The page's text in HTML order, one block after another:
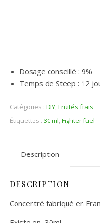
Dosage conseillé : 9%
Temps de Steep : 12
Catégories : DIY,Fruités frais
Étiquettes : 30 ml,Fighter fuel
Description
DESCRIPTION
Concentré fabriqué en